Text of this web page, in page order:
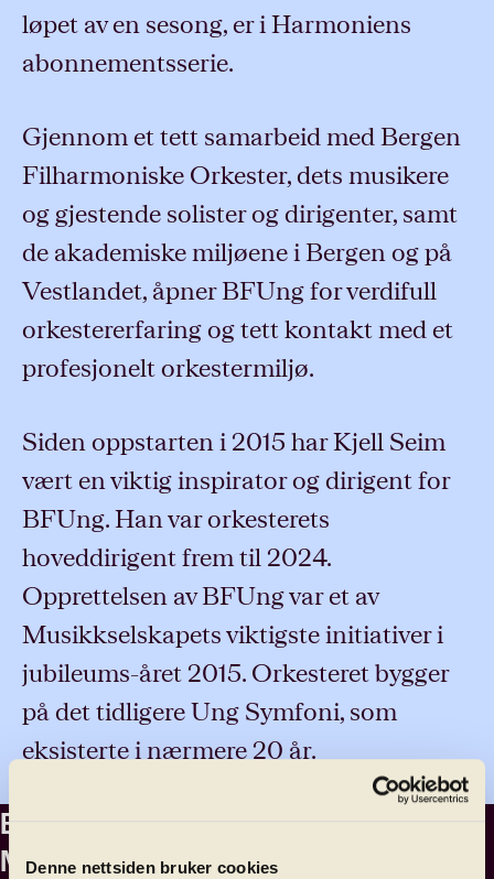
Denne nettsiden bruker cookies
løpet av en sesong, er i Harmoniens
abonnementsserie.
Gjennom et tett samarbeid med Bergen
Filharmoniske Orkester, dets musikere
og gjestende solister og dirigenter, samt
de akademiske miljøene i Bergen og på
Vestlandet, åpner BFUng for verdifull
orkestererfaring og tett kontakt med et
profesjonelt orkestermiljø.
Siden oppstarten i 2015 har Kjell Seim
vært en viktig inspirator og dirigent for
BFUng. Han var orkesterets
hoveddirigent frem til 2024.
Opprettelsen av BFUng var et av
Musikkselskapets viktigste initiativer i
jubileums-året 2015. Orkesteret bygger
på det tidligere Ung Symfoni, som
eksisterte i nærmere 20 år.
BFUngs neste konserter
Musikalske julekort